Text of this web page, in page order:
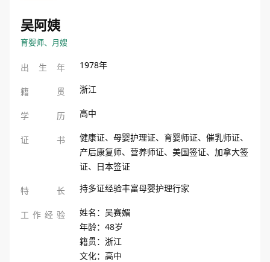
吴阿姨
育婴师、月嫂
出 生 年 1978年
籍 贯 浙江
学 历 高中
证 书
健康证、母婴护理证、育婴师证、催乳师证、
产后康复师、营养师证、美国签证、加拿大签
证、日本签证
特 长 持多证经验丰富母婴护理行家
工 作 经 验
姓名：吴赛媚
年龄：48岁
籍贯：浙江
文化：高中